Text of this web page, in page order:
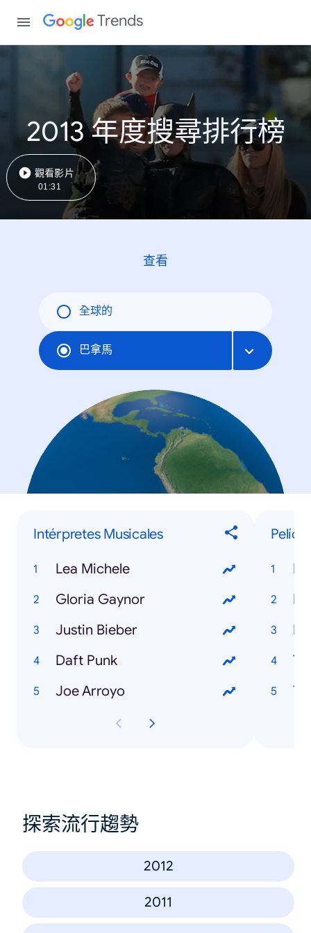
Trends
2013 年度搜尋排行榜
觀看影片
01:31
查看
全球的
巴拿馬
Intérpretes Musicales
Lea Michele
Gloria Gaynor
Justin Bieber
Daft Punk
Joe Arroyo
探索流行趨勢
2012
2011